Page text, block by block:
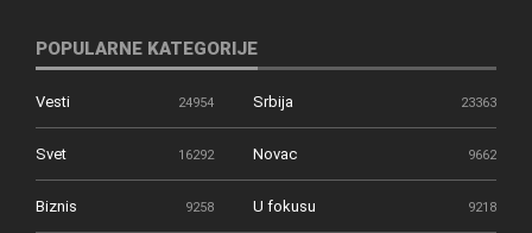
POPULARNE KATEGORIJE
Vesti 24954 Srbija 23363
Svet 16292 Novac 9662
Biznis 9258 U fokusu 9218